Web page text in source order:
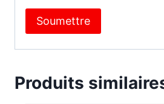
Produits